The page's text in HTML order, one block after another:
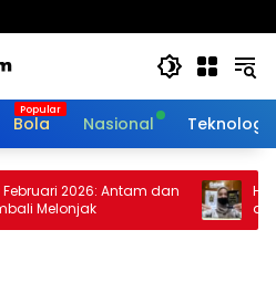
Bola Nasional Teknologi
2026: Antam dan
Harga
dan